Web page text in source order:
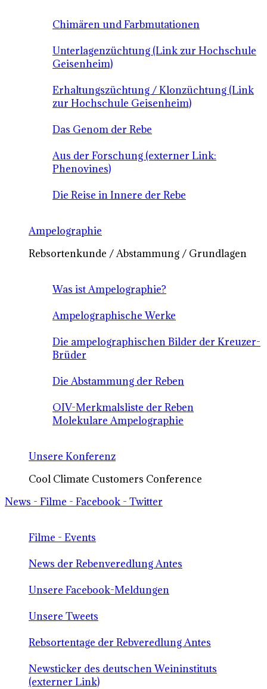
Chimären und Farbmutationen
Unterlagenzüchtung (Link zur Hochschule
Geisenheim)
Erhaltungszüchtung / Klonzüchtung (Link
zur Hochschule Geisenheim)
Das Genom der Rebe
Aus der Forschung (externer Link:
Phenovines)
Die Reise in Innere der Rebe
Ampelographie
Rebsortenkunde / Abstammung / Grundlagen
Was ist Ampelographie?
Ampelographische Werke
Die ampelographischen Bilder der Kreuzer-
Brüder
Die Abstammung der Reben
OIV-Merkmalsliste der Reben
Molekulare Ampelographie
Unsere Konferenz
Cool Climate Customers Conference
News - Filme - Facebook - Twitter
Filme - Events
News der Rebenveredlung Antes
Unsere Facebook-Meldungen
Unsere Tweets
Rebsortentage der Rebveredlung Antes
Newsticker des deutschen Weininstituts
(externer Link)